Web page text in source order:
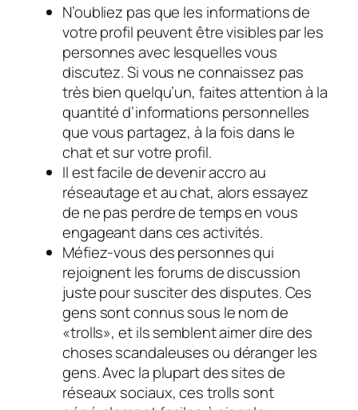
N’oubliez pas que les informations de
votre profil peuvent être visibles par les
personnes avec lesquelles vous
discutez. Si vous ne connaissez pas
très bien quelqu’un, faites attention à la
quantité d’informations personnelles
que vous partagez, à la fois dans le
chat et sur votre profil.
Il est facile de devenir accro au
réseautage et au chat, alors essayez
de ne pas perdre de temps en vous
engageant dans ces activités.
Méfiez-vous des personnes qui
rejoignent les forums de discussion
juste pour susciter des disputes. Ces
gens sont connus sous le nom de
«trolls», et ils semblent aimer dire des
choses scandaleuses ou déranger les
gens. Avec la plupart des sites de
réseaux sociaux, ces trolls sont